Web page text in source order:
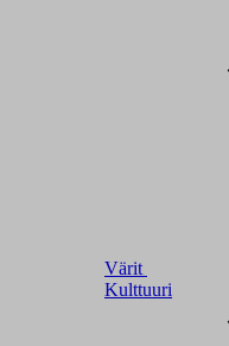
Värit
Kulttuuri